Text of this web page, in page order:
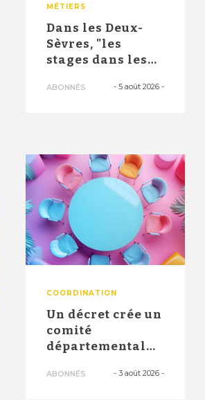
MÉTIERS
Dans les Deux-
Sèvres, "les
stages dans les
santé" ont
ABONNÉS - 5 août 2026-
COORDINATION
Un décret crée un
comité
départemental
les besoins et ...
ABONNÉS - 3 août 2026-